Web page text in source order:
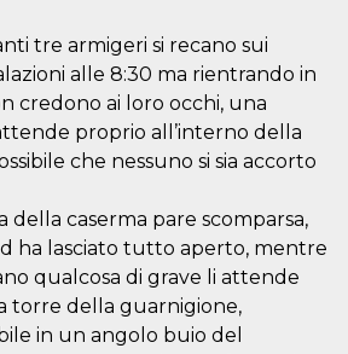
tre armigeri si recano sui
alle 8:30 ma rientrando in
credono ai loro occhi, una
proprio all’interno della
che nessuno si sia accorto
della caserma pare scomparsa,
ha lasciato tutto aperto, mentre
qualcosa di grave li attende
torre della guarnigione,
in un angolo buio del
cookie.
PHP.net
oooh.events
Sessione
Cookie
generato da
applicazioni
basate sul
linguaggio PHP.
Si tratta di un
utilizzato per
mantenere le
variabili di
sessione utente.
Normalmente è
un numero
generato in
modo casuale, il